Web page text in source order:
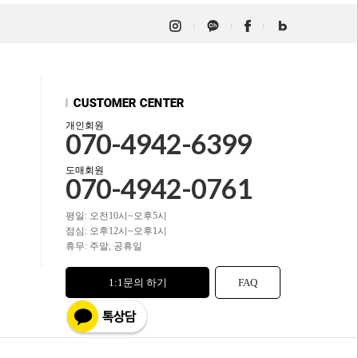
개인회원
070-4942-6399
도매회원
070-4942-0761
평일: 오전10시~오후5시
점심: 오후12시~오후1시
휴무: 주말, 공휴일
1:1문의 하기 FAQ